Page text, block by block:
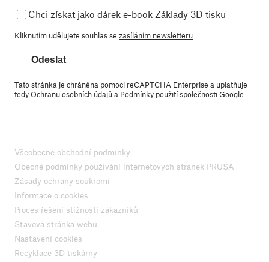
Chci získat jako dárek e-book Základy 3D tisku
Kliknutím udělujete souhlas se zasíláním newsletteru
Odeslat
Tato stránka je chráněna pomocí reCAPTCHA Enterprise a uplatňuje
tedyOchranu osobních údajůa Podmínky použitíspolečnosti Google.
Všeobecné obchodní podmínky
Obecné podmínky používání internetových stránek PRUSA
Zásady ochrany soukromí
Informace o cookies
Proces řešení stížností zákazníků
Stavová stránka webu
Nastavení cookies
Recyklace 3D tiskárny